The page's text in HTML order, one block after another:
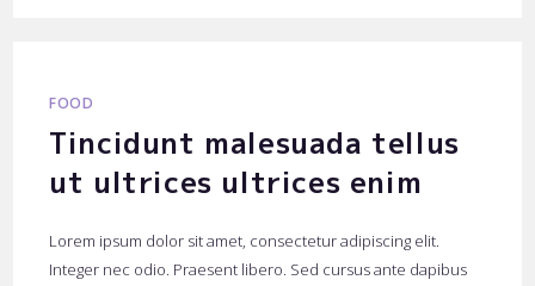
FOOD
Tincidunt malesuada tellus
ut ultrices ultrices enim
Lorem ipsum dolor sit amet, consectetur adipiscing elit.
Integer nec odio. Praesent libero. Sed cursus ante dapibus